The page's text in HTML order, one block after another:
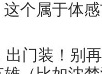
个属于体
出门装！别